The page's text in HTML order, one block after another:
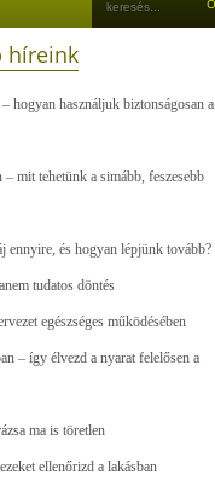
híreink
hogyan használjuk biztonságosan a
mit tehetünk a simább, feszesebb
ennyire, és hogyan lépjünk tovább?
tudatos döntés
egészséges működésében
– így élvezd a nyarat felelősen a
ma is töretlen
ellenőrizd a lakásban